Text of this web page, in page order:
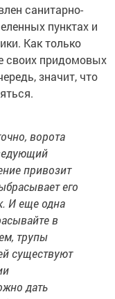
санитарно-
пунктах и
Как только
своих придомовых
значит, что
ворота
привозит
его
И еще одна
в
трупы
существуют
дать